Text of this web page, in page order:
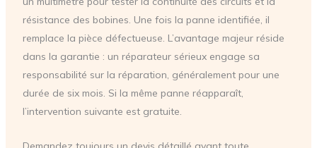
résistance des bobines. Une fois la panne identifiée, il
remplace la pièce défectueuse. L’avantage majeur réside
dans la garantie : un réparateur sérieux engage sa
responsabilité sur la réparation, généralement pour une
durée de six mois. Si la même panne réapparaît,
l’intervention suivante est gratuite.